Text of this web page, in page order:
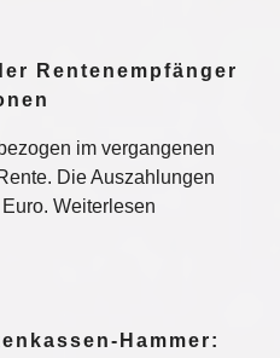
Rentenempfänger
im vergangenen
Die Auszahlungen
Weiterlesen
Hammer: